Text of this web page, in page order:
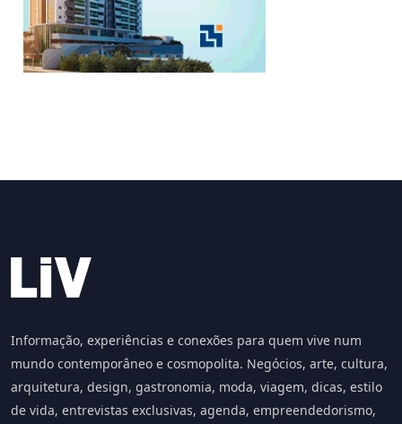
Informação, experiências e conexões para quem vive num
mundo contemporâneo e cosmopolita. Negócios, arte, cultura,
arquitetura, design, gastronomia, moda, viagem, dicas, estilo
de vida, entrevistas exclusivas, agenda, empreendedorismo,